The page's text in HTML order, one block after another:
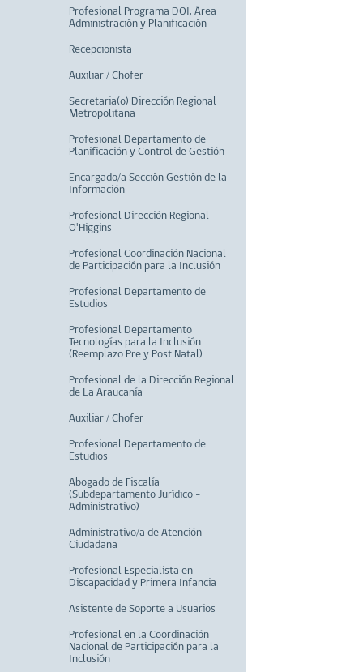
Profesional Programa DOI, Área
Administración y Planificación
Recepcionista
Auxiliar / Chofer
Secretaria(o) Dirección Regional
Metropolitana
Profesional Departamento de
Planificación y Control de Gestión
Encargado/a Sección Gestión de la
Información
Profesional Dirección Regional
O'Higgins
Profesional Coordinación Nacional
de Participación para la Inclusión
Profesional Departamento de
Estudios
Profesional Departamento
Tecnologías para la Inclusión
(Reemplazo Pre y Post Natal)
Profesional de la Dirección Regional
de La Araucanía
Auxiliar / Chofer
Profesional Departamento de
Estudios
Abogado de Fiscalía
(Subdepartamento Jurídico -
Administrativo)
Administrativo/a de Atención
Ciudadana
Profesional Especialista en
Discapacidad y Primera Infancia
Asistente de Soporte a Usuarios
Profesional en la Coordinación
Nacional de Participación para la
Inclusión